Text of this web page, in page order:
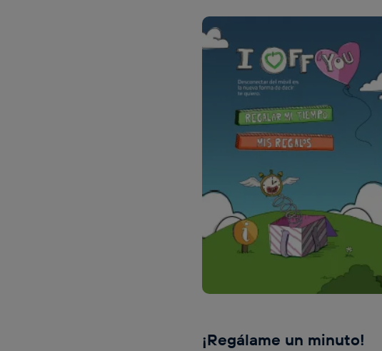
¡Regálame un minuto!